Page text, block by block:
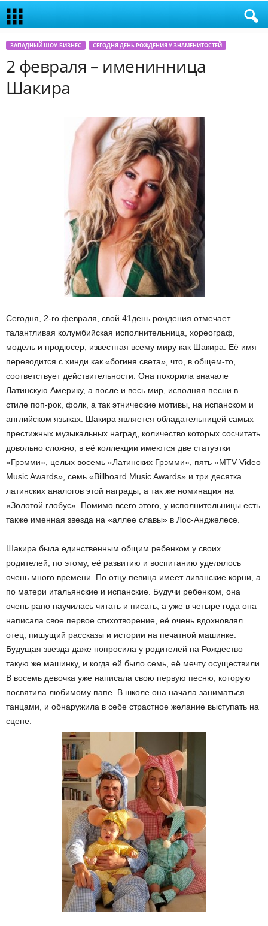
ЗАПАДНЫЙ ШОУ-БИЗНЕС СЕГОДНЯ ДЕНЬ РОЖДЕНИЯ У ЗНАМЕНИТОСТЕЙ
2 февраля – именинница
Шакира
Сегодня, 2-го февраля, свой 41день рождения отмечает
талантливая колумбийская исполнительница, хореограф,
модель и продюсер, известная всему миру как Шакира. Её имя
переводится с хинди как «богиня света», что, в общем-то,
соответствует действительности. Она покорила вначале
Латинскую Америку, а после и весь мир, исполняя песни в
стиле поп-рок, фолк, а так этнические мотивы, на испанском и
английском языках. Шакира является обладательницей самых
престижных музыкальных наград, количество которых сосчитать
довольно сложно, в её коллекции имеются две статуэтки
«Грэмми», целых восемь «Латинских Грэмми», пять «MTV Video
Music Awards», семь «Billboard Music Awards» и три десятка
латинских аналогов этой награды, а так же номинация на
«Золотой глобус». Помимо всего этого, у исполнительницы есть
также именная звезда на «аллее славы» в Лос-Анджелесе.
Шакира была единственным общим ребенком у своих
родителей, по этому, её развитию и воспитанию уделялось
очень много времени. По отцу певица имеет ливанские корни, а
по матери итальянские и испанские. Будучи ребенком, она
очень рано научилась читать и писать, а уже в четыре года она
написала свое первое стихотворение, её очень вдохновлял
отец, пишущий рассказы и истории на печатной машинке.
Будущая звезда даже попросила у родителей на Рождество
такую же машинку, и когда ей было семь, её мечту осуществили.
В восемь девочка уже написала свою первую песню, которую
посвятила любимому папе. В школе она начала заниматься
танцами, и обнаружила в себе страстное желание выступать на
сцене.